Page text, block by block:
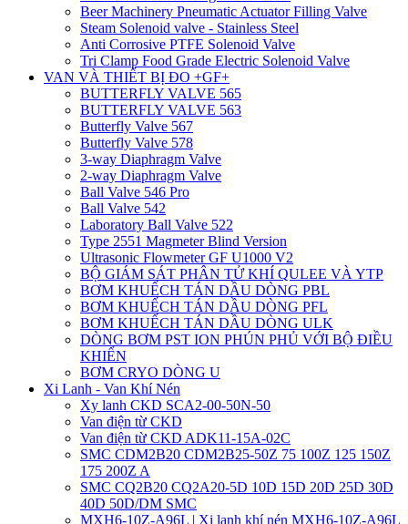
Beer Machinery Pneumatic Actuator Filling Valve
Steam Solenoid valve - Stainless Steel
Anti Corrosive PTFE Solenoid Valve
Tri Clamp Food Grade Electric Solenoid Valve
VAN VÀ THIẾT BỊ ĐO +GF+
BUTTERFLY VALVE 565
BUTTERFLY VALVE 563
Butterfly Valve 567
Butterfly Valve 578
3-way Diaphragm Valve
2-way Diaphragm Valve
Ball Valve 546 Pro
Ball Valve 542
Laboratory Ball Valve 522
Type 2551 Magmeter Blind Version
Ultrasonic Flowmeter GF U1000 V2
BỘ GIÁM SÁT PHÂN TỬ KHÍ QULEE VÀ YTP
BƠM KHUẾCH TÁN DẦU DÒNG PBL
BƠM KHUẾCH TÁN DẦU DÒNG PFL
BƠM KHUẾCH TÁN DẦU DÒNG ULK
DÒNG BƠM PST ION PHÚN PHỦ VỚI BỘ ĐIỀU
KHIỂN
BƠM CRYO DÒNG U
Xi Lanh - Van Khí Nén
Xy lanh CKD SCA2-00-50N-50
Van điện từ CKD
Van điện từ CKD ADK11-15A-02C
SMC CDM2B20 CDM2B25-50Z 75 100Z 125 150Z
175 200Z A
SMC CQ2B20 CQ2A20-5D 10D 15D 20D 25D 30D
40D 50D/DM SMC
MXH6-10Z-A96L | Xi lanh khí nén MXH6-10Z-A96L